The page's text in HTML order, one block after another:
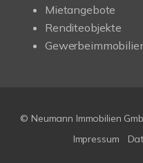
Mietangebote
Renditeobjekte
© Neumann Immobilien
Impressum